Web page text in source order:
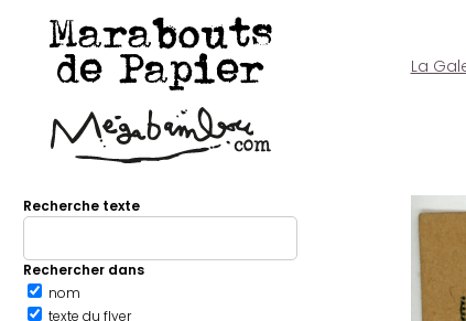
Marabouts
de Papier
Recherche texte
Rechercher dans
nom
texte du flyer
La